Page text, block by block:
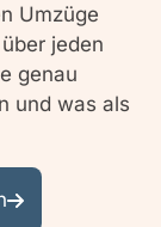
Umzüge
jeden
genau
und was als